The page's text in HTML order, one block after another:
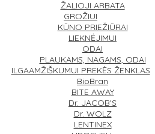
ŽALIOJI ARBATA
GROŽIUI
KŪNO PRIEŽIŪRAI
LIEKNĖJIMUI
ODAI
PLAUKAMS, NAGAMS, ODAI
ILGAAMŽIŠKUMUI PREKĖS ŽENKLAS
BioBran
BITE AWAY
Dr. JACOB'S
Dr. WOLZ
LENTINEX